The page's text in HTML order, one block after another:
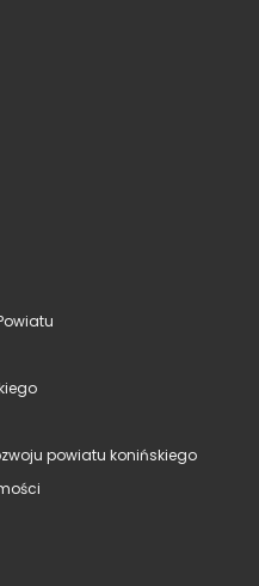
powiatu konińskiego